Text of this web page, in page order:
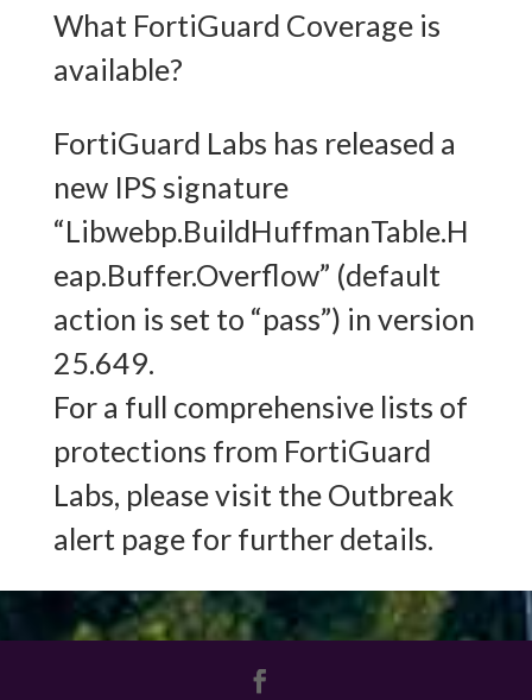
What FortiGuard Coverage is
available?
FortiGuard Labs has released a
new IPS signature
“Libwebp.BuildHuffmanTable.H
eap.Buffer.Overflow” (default
action is set to “pass”) in version
25.649.
For a full comprehensive lists of
protections from FortiGuard
Labs, please visit the Outbreak
alert page for further details.